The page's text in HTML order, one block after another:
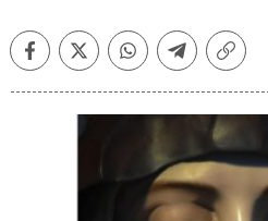
FacebookTwitterWhatsappTelegramCopiar